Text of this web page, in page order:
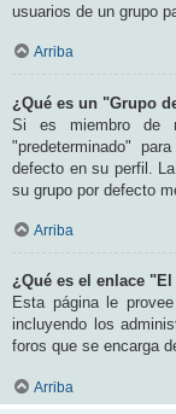
usuarios de un grupo
Arriba
¿Qué es un "Grupo
Si es miembro de
"predeterminado"
defecto en su perfil.
su grupo por defecto
Arriba
¿Qué es el enlace
Esta página le
incluyendo los
foros que se encarga
Arriba